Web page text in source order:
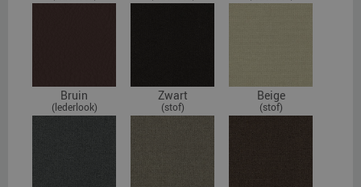
Bruin
(lederlook)
Zwart
(stof)
Beige
(stof)